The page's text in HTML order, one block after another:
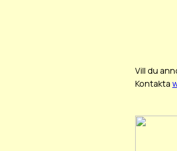
Vill du
Kontakta